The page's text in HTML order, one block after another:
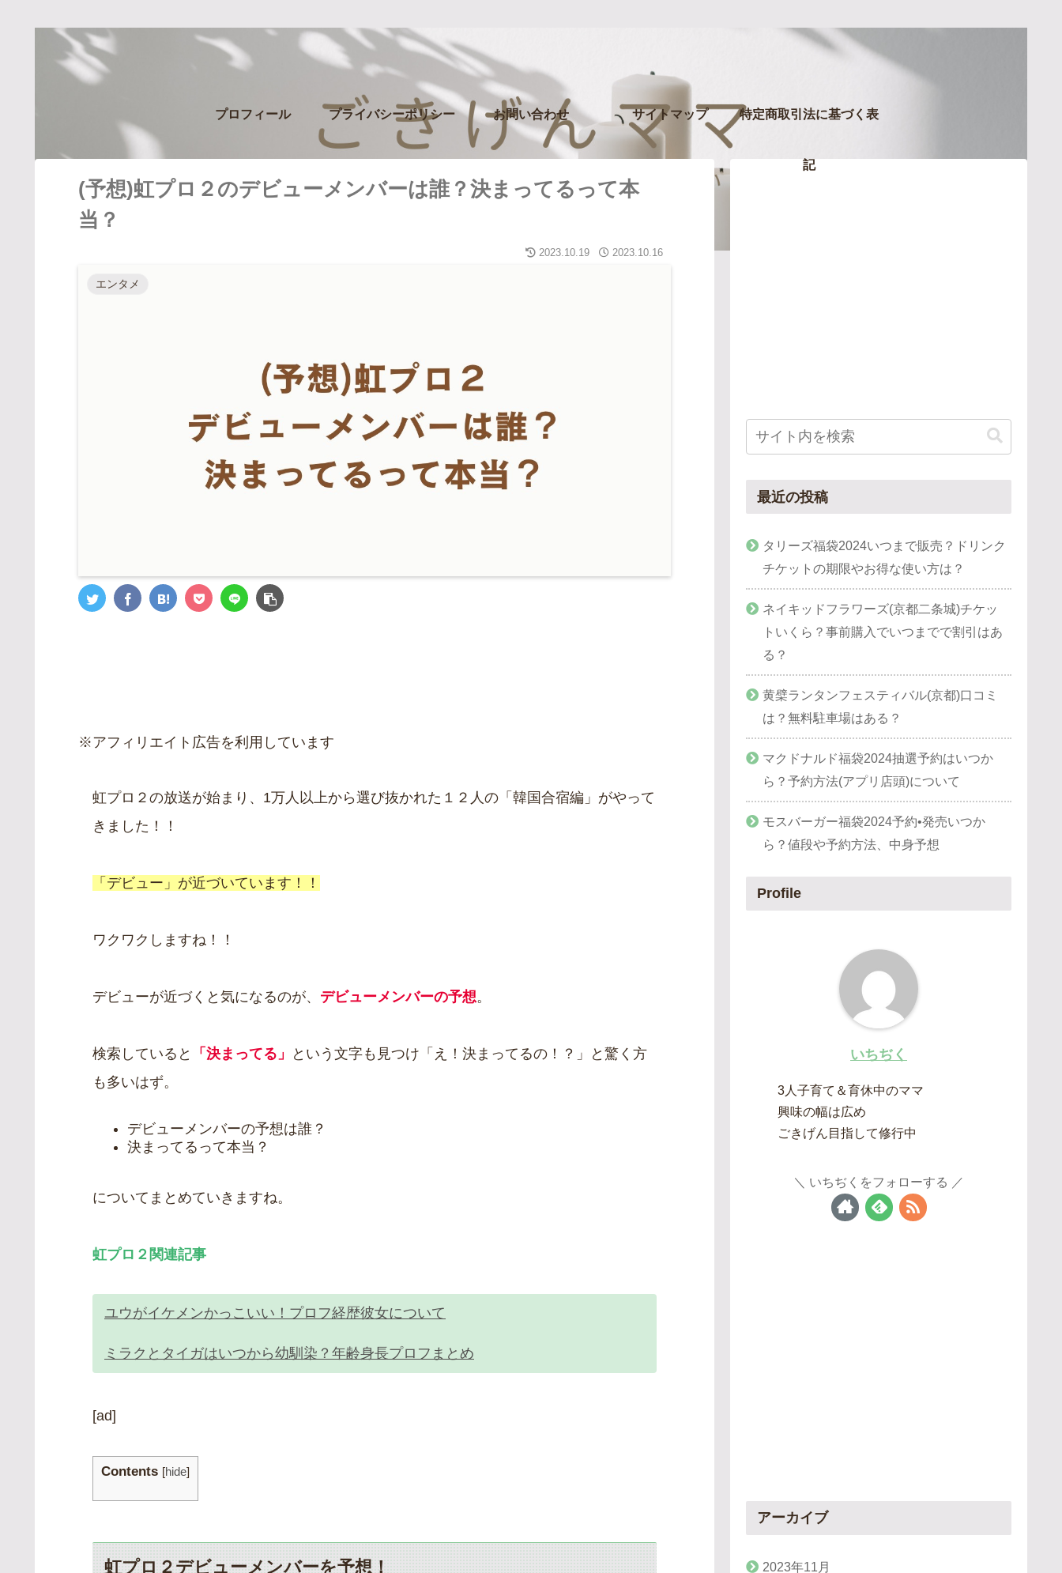
プロフィール プライバシーポリシー お問い合わせ サイトマップ 特定商取引法に基づく表
記
(予想)虹プロ２のデビューメンバーは誰？決まってるって本
当？
2023.10.19 2023.10.16
エンタメ
※アフィリエイト広告を利用しています
虹プロ２の放送が始まり、1万人以上から選び抜かれた１２人の「韓国合宿編」がやって
きました！！
「デビュー」が近づいています！！
ワクワクしますね！！
デビューが近づくと気になるのが、 デビューメンバーの予想。
検索していると 「決まってる」
という文字も見つけ「え！決まってるの！？」と驚く方
も多いはず。
デビューメンバーの予想は誰？
決まってるって本当？
についてまとめていきますね。
虹プロ２関連記事
ユウがイケメンかっこいい！プロフ経歴彼女について
ミラクとタイガはいつから幼馴染？年齢身長プロフまとめ
[ad]
Contents [hide]
虹プロ２デビューメンバーを予想！
最近の投稿
タリーズ福袋2024いつまで販売？ドリンク
チケットの期限やお得な使い方は？
ネイキッドフラワーズ(京都二条城)チケッ
トいくら？事前購入でいつまでで割引はあ
る？
黄檗ランタンフェスティバル(京都)口コミ
は？無料駐車場はある？
マクドナルド福袋2024抽選予約はいつか
ら？予約方法(アプリ店頭)について
モスバーガー福袋2024予約•発売いつか
ら？値段や予約方法、中身予想
Profile
いちぢく
3人子育て＆育休中のママ
興味の幅は広め
ごきげん目指して修行中
いちぢくをフォローする
アーカイブ
2023年11月